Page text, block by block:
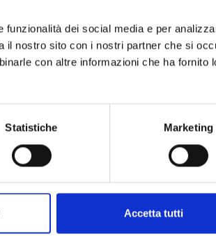
dei social media e per
il nostro sito con i nostri partner che si
con altre informazioni che ha fornito
Statistiche Marketing
Accetta tutti
following